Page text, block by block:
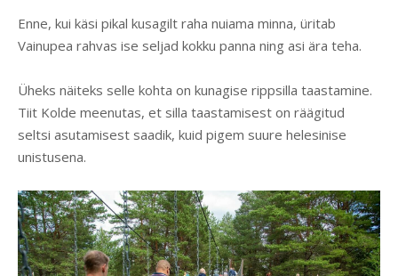
Enne, kui käsi pikal kusagilt raha nuiama minna, üritab
Vainupea rahvas ise seljad kokku panna ning asi ära teha.
Üheks näiteks selle kohta on kunagise rippsilla taastamine.
Tiit Kolde meenutas, et silla taastamisest on räägitud
seltsi asutamisest saadik, kuid pigem suure helesinise
unistusena.